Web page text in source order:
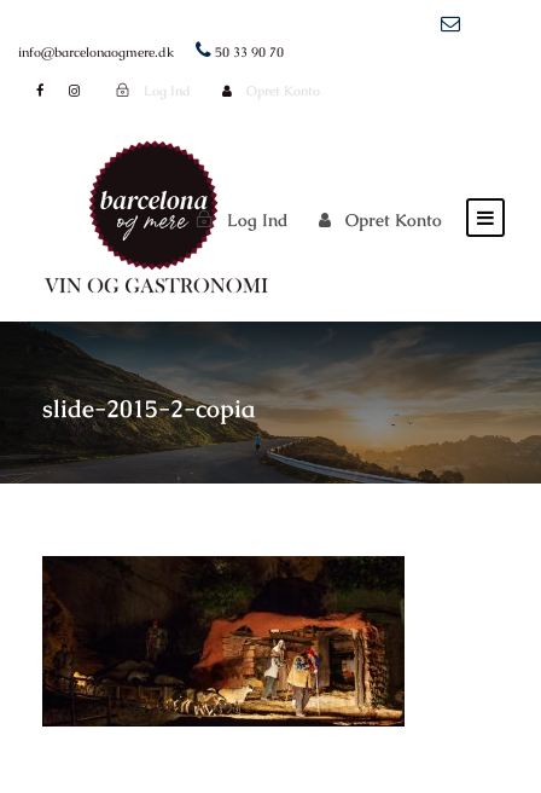
info@barcelonaogmere.dk 50 33 90 70
Log Ind Opret Konto
Log Ind Opret Konto
slide-2015-2-copia